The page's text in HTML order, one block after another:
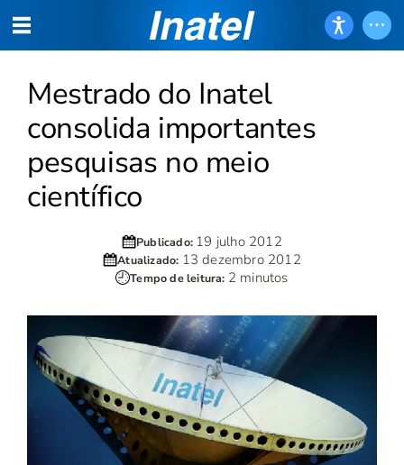
Mestrado do Inatel
consolida importantes
pesquisas no meio
científico
Publicado: 19 julho 2012
Atualizado: 13 dezembro 2012
Tempo de leitura: 2 minutos